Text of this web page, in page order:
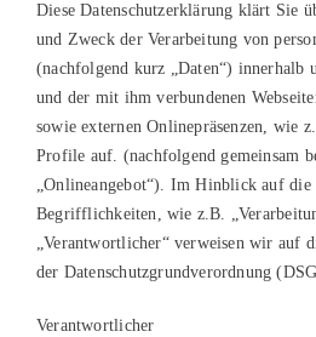
Diese Datenschutzerklärung klärt Sie
und Zweck der Verarbeitung von
(nachfolgend kurz „Daten“) innerhalb
und der mit ihm verbundenen
sowie externen Onlinepräsenzen, wie
Profile auf. (nachfolgend gemeinsam
„Onlineangebot“). Im Hinblick auf die
Begrifflichkeiten, wie z.B.
„Verantwortlicher“ verweisen wir auf
der Datenschutzgrundverordnung
Verantwortlicher